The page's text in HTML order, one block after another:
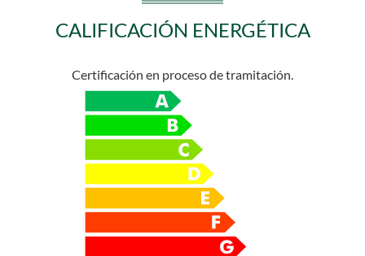
CALIFICACIÓN ENERGÉTICA
Certificación en proceso de tramitación.